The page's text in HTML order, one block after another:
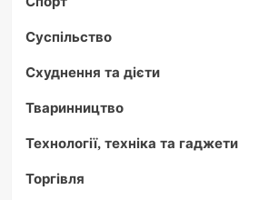
Суспільство
Схуднення та дієти
Тваринництво
Технології, техніка та гаджети
Торгівля